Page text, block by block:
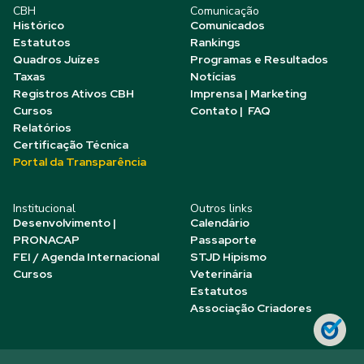
CBH
Histórico
Estatutos
Quadros Juízes
Taxas
Registros Ativos CBH
Cursos
Relatórios
Certificação Técnica
Portal da Transparência
Comunicação
Comunicados
Rankings
Programas e Resultados
Notícias
Imprensa | Marketing
Contato | FAQ
Institucional
Desenvolvimento |
PRONACAP
FEI / Agenda Internacional
Cursos
Outros links
Calendário
Passaporte
STJD Hipismo
Veterinária
Estatutos
Associação Criadores